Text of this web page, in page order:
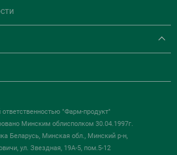
"Фарм-продукт"
Минским облисполком 30.04.1997г.
Беларусь, Минская обл., Минский р-н,
ул. Звездная, 19А-5, пом.5-12